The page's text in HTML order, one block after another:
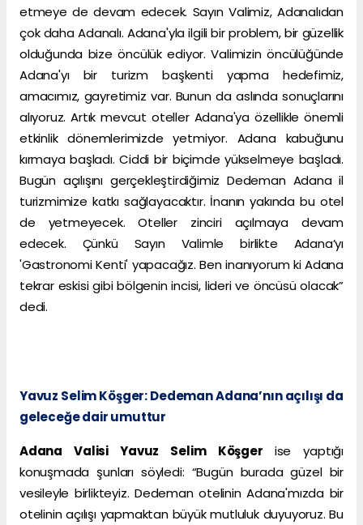
etmeye de devam edecek. Sayın Valimiz, Adanalıdan
çok daha Adanalı. Adana'yla ilgili bir problem, bir güzellik
olduğunda bize öncülük ediyor. Valimizin öncülüğünde
Adana'yı bir turizm başkenti yapma hedefimiz,
amacımız, gayretimiz var. Bunun da aslında sonuçlarını
alıyoruz. Artık mevcut oteller Adana'ya özellikle önemli
etkinlik dönemlerimizde yetmiyor. Adana kabuğunu
kırmaya başladı. Ciddi bir biçimde yükselmeye başladı.
Bugün açılışını gerçekleştirdiğimiz Dedeman Adana il
turizmimize katkı sağlayacaktır. İnanın yakında bu otel
de yetmeyecek. Oteller zinciri açılmaya devam
edecek. Çünkü Sayın Valimle birlikte Adana’yı
'Gastronomi Kenti' yapacağız. Ben inanıyorum ki Adana
tekrar eskisi gibi bölgenin incisi, lideri ve öncüsü olacak”
dedi.
Yavuz Selim Köşger: Dedeman Adana’nın açılışı da
geleceğe dair umuttur
Adana Valisi Yavuz Selim Köşger ise yaptığı
konuşmada şunları söyledi: “Bugün burada güzel bir
vesileyle birlikteyiz. Dedeman otelinin Adana'mızda bir
otelinin açılışı yapmaktan büyük mutluluk duyuyoruz. Bu